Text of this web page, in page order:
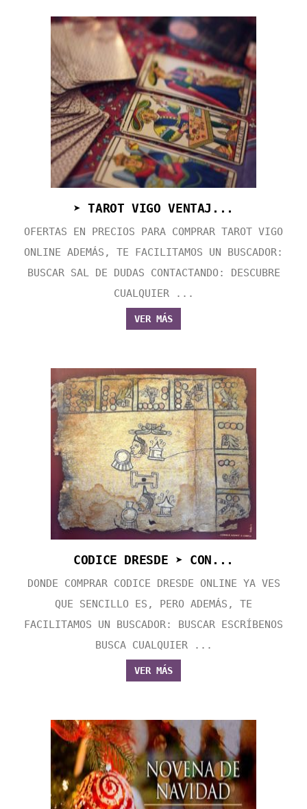
➤ TAROT VIGO VENTAJ...
OFERTAS EN PRECIOS PARA COMPRAR TAROT VIGO
ONLINE ADEMÁS, TE FACILITAMOS UN BUSCADOR:
BUSCAR SAL DE DUDAS CONTACTANDO: DESCUBRE
CUALQUIER ...
VER MÁS
CODICE DRESDE ➤ CON...
DONDE COMPRAR CODICE DRESDE ONLINE YA VES
QUE SENCILLO ES, PERO ADEMÁS, TE
FACILITAMOS UN BUSCADOR: BUSCAR ESCRÍBENOS
BUSCA CUALQUIER ...
VER MÁS